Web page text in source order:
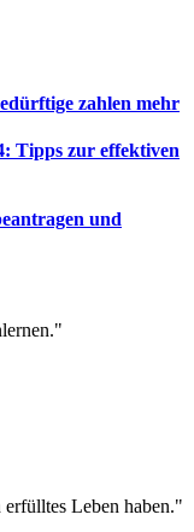
zahlen mehr
Tipps zur effektiven
und
Leben haben."